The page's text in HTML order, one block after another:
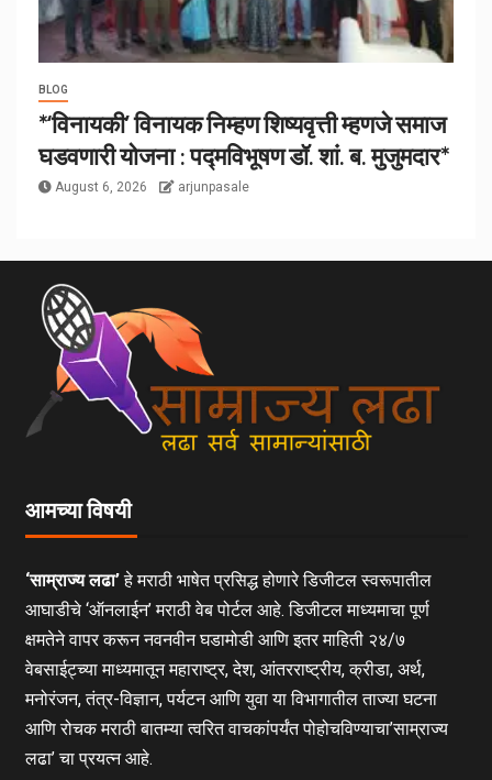
BLOG
*‘विनायकी’ विनायक निम्हण शिष्यवृत्ती म्हणजे समाज
घडवणारी योजना : पद्मविभूषण डॉ. शां. ब. मुजुमदार*
August 6, 2026 arjunpasale
आमच्या विषयी
‘साम्राज्य लढा’हे मराठी भाषेत प्रसिद्ध होणारे डिजीटल स्वरूपातील
आघाडीचे ‘ऑनलाईन’ मराठी वेब पोर्टल आहे. डिजीटल माध्यमाचा पूर्ण
क्षमतेने वापर करून नवनवीन घडामोडी आणि इतर माहिती २४/७
वेबसाईट्च्या माध्यमातून महाराष्ट्र, देश, आंतरराष्ट्रीय, क्रीडा, अर्थ,
मनोरंजन, तंत्र-विज्ञान, पर्यटन आणि युवा या विभागातील ताज्या घटना
आणि रोचक मराठी बातम्या त्वरित वाचकांपर्यंत पोहोचविण्याचा’साम्राज्य
लढा’ चा प्रयत्न आहे.